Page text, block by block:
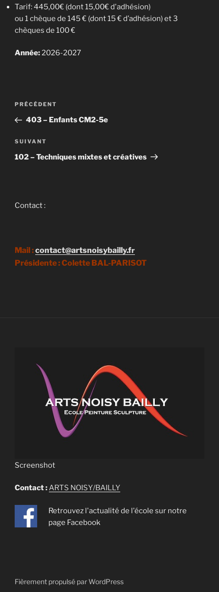
Tarif: 445,00€ (dont 15,00€ d'adhésion)
ou 1 chèque de 145 € (dont 15 € d’adhésion) et 3
chèques de 100 €
Année:2026-2027
Navigation
l’article
Article
précédent
PRÉCÉDENT
403 – Enfants CM2-5e
Article
suivant
SUIVANT
102 – Techniques mixtes et créatives
Contact :
Mail :contact@artsnoisybailly.fr
Présidente : Colette BAL-PARISOT
Screenshot
Contact :ARTS NOISY/BAILLY
Retrouvez l'actualité de l'école sur notre
page Facebook
Fièrement propulsé par WordPress